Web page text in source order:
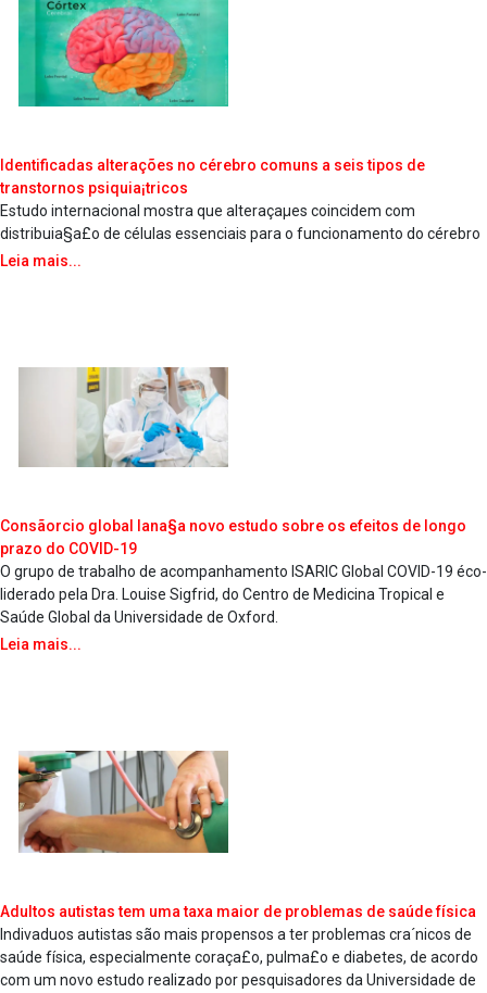
Identificadas alterações no cérebro comuns a seis tipos de
transtornos psiquia¡tricos
Estudo internacional mostra que alteraçaµes coincidem com
distribuia§a£o de células essenciais para o funcionamento do cérebro
Leia mais...
Consãorcio global lana§a novo estudo sobre os efeitos de longo
prazo do COVID-19
O grupo de trabalho de acompanhamento ISARIC Global COVID-19 éco-
liderado pela Dra. Louise Sigfrid, do Centro de Medicina Tropical e
Saúde Global da Universidade de Oxford.
Leia mais...
Adultos autistas tem uma taxa maior de problemas de saúde física
Indiva­duos autistas são mais propensos a ter problemas cra´nicos de
saúde física, especialmente coraça£o, pulma£o e diabetes, de acordo
com um novo estudo realizado por pesquisadores da Universidade de